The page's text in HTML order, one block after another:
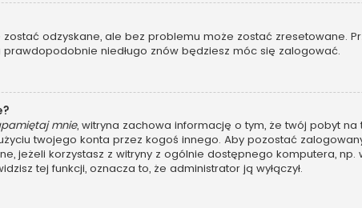
odzyskane, ale bez problemu może zostać zresetowane.
prawdopodobnie niedługo znów będziesz móc się zalogować.
mnie, witryna zachowa informację o tym, że twój pobyt
twojego konta przez kogoś innego. Aby pozostać
jeżeli korzystasz z witryny z ogólnie dostępnego komputera,
tej funkcji, oznacza to, że administrator ją wyłączył.